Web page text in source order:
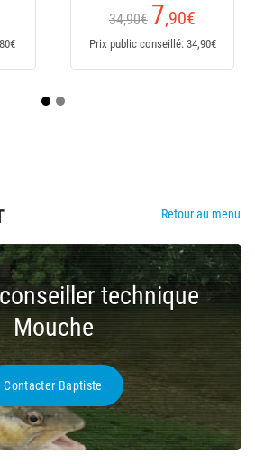
,50€
Prix public conseillé: 14,90€ Prix
Retour au menu
technique
Mouche
Contacter Baptiste